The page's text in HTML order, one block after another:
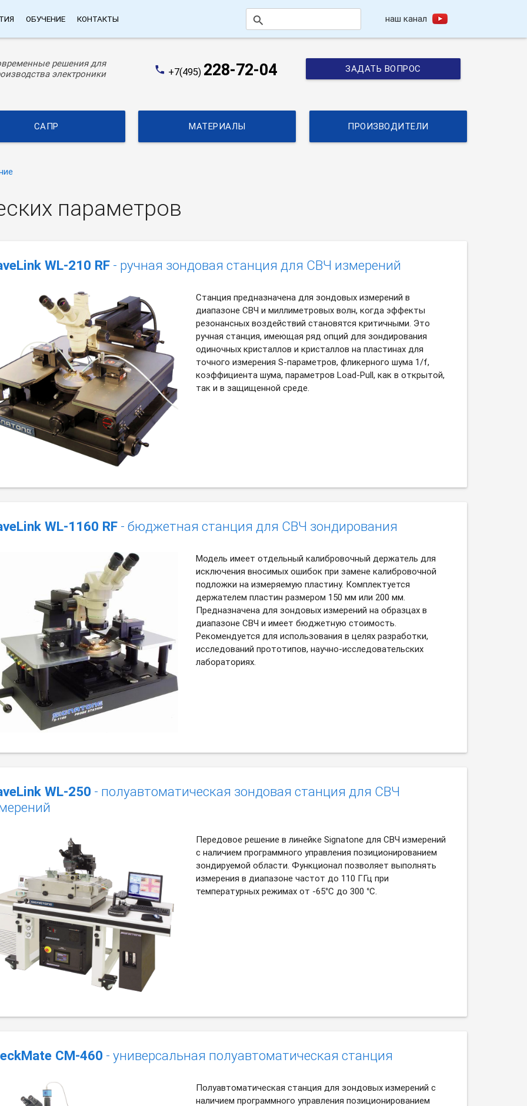
ОБУЧЕНИЕ КОНТАКТЫ search наш канал
решения для
электроники
phone +7(495) 228-72-04 ЗАДАТЬ ВОПРОС
САПР МАТЕРИАЛЫ ПРОИЗВОДИТЕЛИ
параметров
WL-210 RF- ручная зондовая станция для СВЧ измерений
Станция предназначена для зондовых измерений в
диапазоне СВЧ и миллиметровых волн, когда эффекты
резонансных воздействий становятся критичными. Это
ручная станция, имеющая ряд опций для зондирования
одиночных кристаллов и кристаллов на пластинах для
точного измерения S-параметров, фликерного шума 1/f,
коэффициента шума, параметров Load-Pull, как в открытой,
так и в защищенной среде.
WL-1160 RF- бюджетная станция для СВЧ зондирования
Модель имеет отдельный калибровочный держатель для
исключения вносимых ошибок при замене калибровочной
подложки на измеряемую пластину. Комплектуется
держателем пластин размером 150 мм или 200 мм.
Предназначена для зондовых измерений на образцах в
диапазоне СВЧ и имеет бюджетную стоимость.
Рекомендуется для использования в целях разработки,
исследований прототипов, научно-исследовательских
лабораториях.
WL-250 - полуавтоматическая зондовая станция для СВЧ
Передовое решение в линейке Signatone для СВЧ измерений
с наличием программного управления позиционированием
зондируемой области. Функционал позволяет выполнять
измерения в диапазоне частот до 110 ГГц при
температурных режимах от -65°C до 300 °C.
CM-460 - универсальная полуавтоматическая станция
Полуавтоматическая станция для зондовых измерений с
наличием программного управления позиционированием